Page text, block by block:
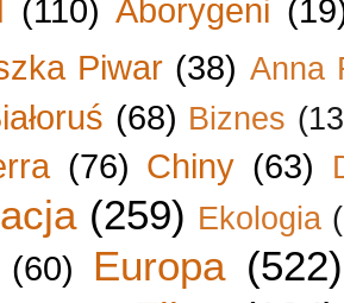
(110) Aborygeni
Piwar (38) Anna
(68) Biznes
(76) Chiny (63)
(259) Ekologia
(60) Europa (522)